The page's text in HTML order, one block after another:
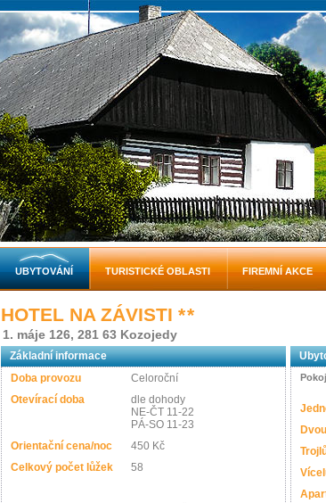
HOTEL NA ZÁVISTI * *
1. máje 126, 281 63 Kozojedy
Základní informace
Doba provozu
Celoroční
Otevírací doba
dle dohody
NE-ČT 11-22
PÁ-SO 11-23
Orientační cena/noc
450 Kč
Celkový počet lůžek
58
UBYTOVÁNÍ TURISTICKÉ OBLASTI FIREMNÍ AKCE